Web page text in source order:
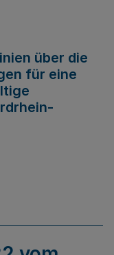
über die
für eine